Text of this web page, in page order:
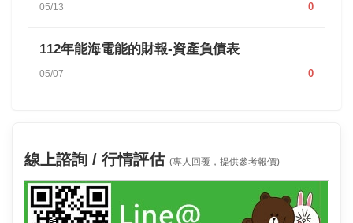
05/13 0
112年能海電能的財報-資產負債表
05/07 0
線上諮詢 / 行情評估 (專人回覆，提供參考報價)